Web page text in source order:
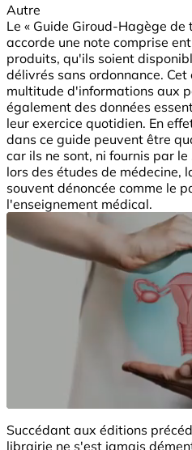
Autre
Le « Guide Giroud-Hagège de
accorde une note comprise
produits, qu'ils soient
délivrés sans ordonnance.
multitude d'informations aux
également des données
leur exercice quotidien. En
dans ce guide peuvent être
car ils ne sont, ni fournis par
lors des études de médecine,
souvent dénoncée comme le
l'enseignement médical.
Succédant aux éditions
librairie ne s'est jamais